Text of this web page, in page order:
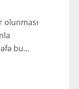
olunması
bu...